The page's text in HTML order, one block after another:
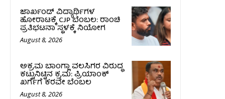
ಜಾರ್ಖಂಡ್‌ ವಿದ್ಯಾರ್ಥಿಗಳ
ಹೋರಾಟಕ್ಕೆ CJP ಬೆಂಬಲ: ರಾಂಚಿ
ಪ್ರತಿಭಟನಾ ಸ್ಥಳಕ್ಕೆ ನಿಯೋಗ
August 8, 2026
ಅಕ್ರಮ ಬಾಂಗ್ಲಾ ವಲಸಿಗರ ವಿರುದ್ಧ
ಕಟ್ಟುನಿಟ್ಟಿನ ಕ್ರಮ: ಪ್ರಿಯಾಂಕ್
ಖರ್ಗೆಗೆ ಕರವೇ ಬೆಂಬಲ
August 8, 2026